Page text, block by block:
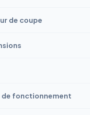
de coupe
de fonctionnement